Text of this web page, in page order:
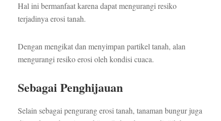
Hal ini bermanfaat karena dapat mengurangi resiko
terjadinya erosi tanah.
Dengan mengikat dan menyimpan partikel tanah, alan
mengurangi resiko erosi oleh kondisi cuaca.
Sebagai Penghijauan
Selain sebagai pengurang erosi tanah, tanaman bungur juga